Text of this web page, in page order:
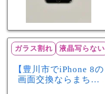
ガラス割れ 液晶写らない
【豊川市でiPhone 8の
画面交換ならまちス